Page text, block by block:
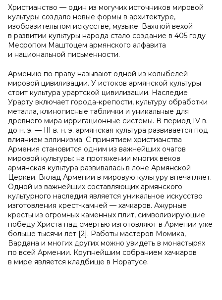
Христианство — один из могучих источников мировой
культуры создало новые формы в архитектуре,
изобразительном искусстве, музыке. Важной вехой
в развитии культуры народа стало создание в 405 году
Месропом Маштоцем армянского алфавита
и национальной письменности.
Армению по праву называют одной из колыбелей
мировой цивилизации. У истоков армянской культуры
стоит культура урартской цивилизации. Наследие
Урарту включает города-крепости, культуру обработки
металла, клинописные таблички и уникальные для
древнего мира ирригационные системы. В период IV в.
до н. э. — III в. н. э. армянская культура развивается под
влиянием эллинизма. С принятием христианства
Армения становится одним из важнейших очагов
мировой культуры: на протяжении многих веков
армянская культура развивалась в лоне Армянской
Церкви. Вклад Армении в мировую культуру впечатляет.
Одной из важнейших составляющих армянского
культурного наследия является уникальное искусство
изготовления крест-камней — хачкаров. Ажурные
кресты из огромных каменных плит, символизирующие
победу Христа над смертью изготовляют в Армении уже
больше тысячи лет [2]. Работы мастеров Момика,
Вардана и многих других можно увидеть в монастырях
по всей Армении. Крупнейшим собранием хачкаров
в мире является кладбище в Норатусе.